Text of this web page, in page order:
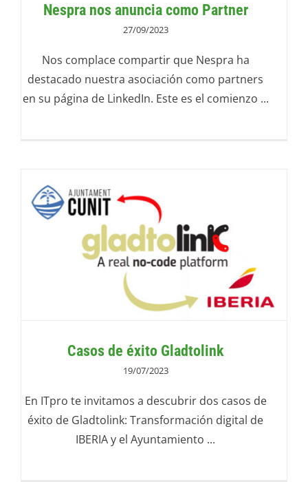
Nespra nos anuncia como Partner
27/09/2023
Nos complace compartir que Nespra ha
destacado nuestra asociación como partners
en su página de LinkedIn. Este es el comienzo ...
Casos de éxito Gladtolink
19/07/2023
En ITpro te invitamos a descubrir dos casos de
éxito de Gladtolink: Transformación digital de
IBERIA y el Ayuntamiento ...